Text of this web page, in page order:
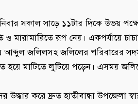
সকাল সাড়ে ১১টার দিকে উভয়
ও মারামারিতে রূপ নেয়। একপর্যায়ে
আব্দুল জলিলসহ জলিলের পরিবারের
মাটিতে লুটিয়ে পড়েন। এসময়
করে দ্রুত হাতীবান্ধা উপজেলা